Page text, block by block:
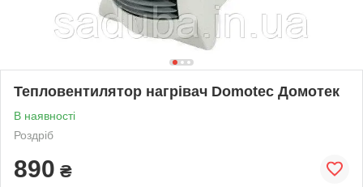
Тепловентилятор нагрівач Domotec Домотек
В наявності
Роздріб
890 ₴